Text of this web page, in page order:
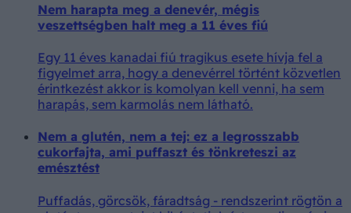
Nem harapta meg a denevér, mégis
veszettségben halt meg a 11 éves fiú
Egy 11 éves kanadai fiú tragikus esete hívja fel a
figyelmet arra, hogy a denevérrel történt közvetlen
érintkezést akkor is komolyan kell venni, ha sem
harapás, sem karmolás nem látható.
Nem a glutén, nem a tej: ez a legrosszabb
cukorfajta, ami puffaszt és tönkreteszi az
emésztést
Puffadás, görcsök, fáradtság - rendszerint rögtön a